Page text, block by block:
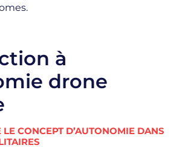
à
drone
LE CONCEPT D’AUTONOMIE DANS